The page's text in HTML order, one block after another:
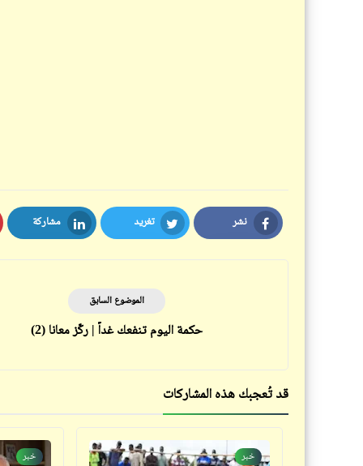
نشر
Facebook
تغريد
Twitter
مشاركة
LinkedIn
الموضوع السابق
حكمة اليوم تنفعك غداً | ركّز معانا (2)
قد تُعجبك هذه المشاركات
خبر خبر